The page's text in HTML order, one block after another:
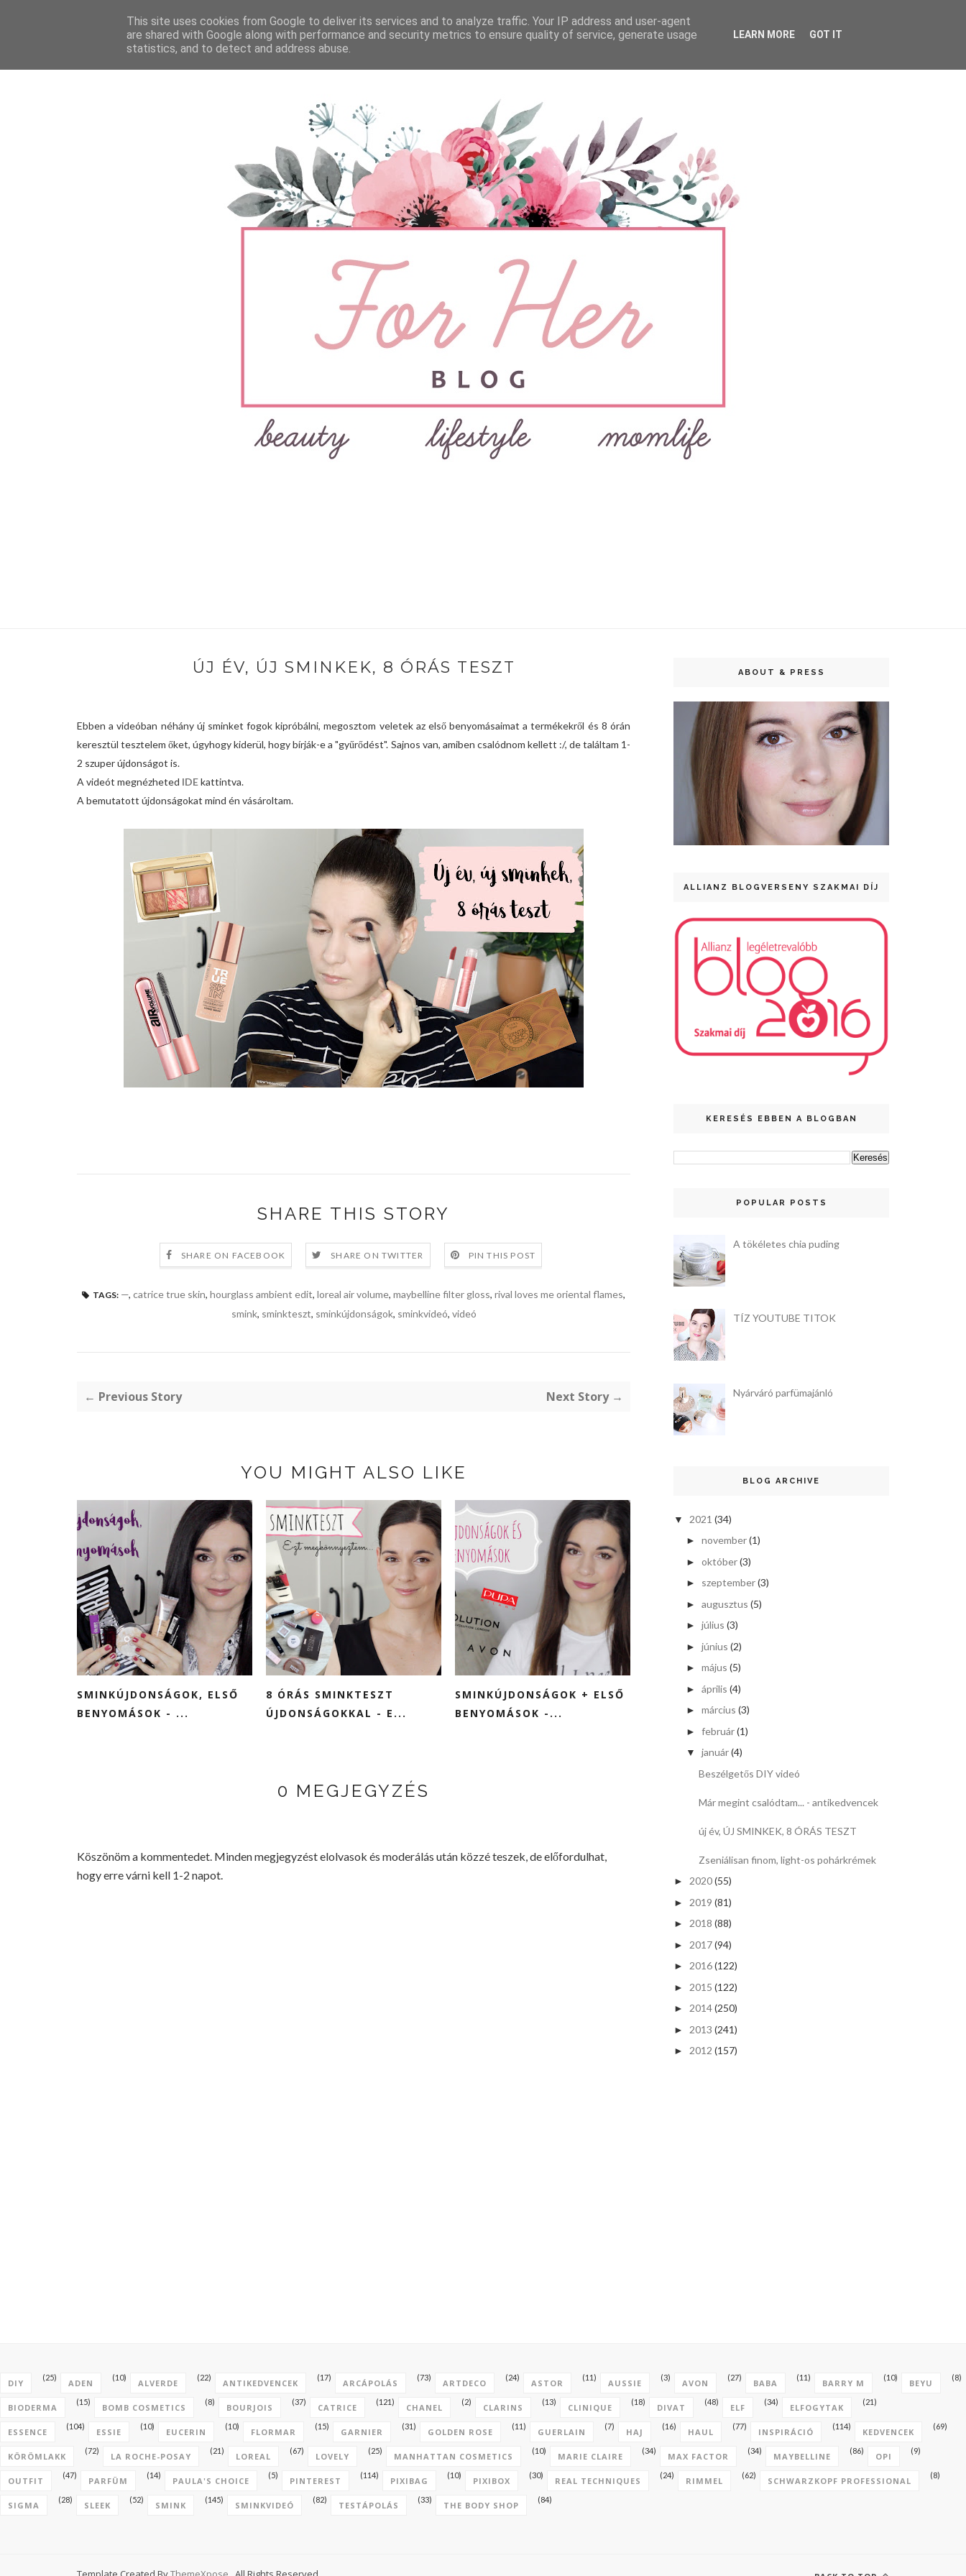
TERMÉKTESZTEK BŐRÁPOLÁS ÉLETMÓD BABA SZEMÉLYES VIDEÓ
ÚJ ÉV, ÚJ SMINKEK, 8 ÓRÁS TESZT
Ebben a videóban néhány új sminket fogok kipróbálni, megosztom veletek az első benyomásaimat a termékekről és 8 órán
keresztül tesztelem őket, úgyhogy kiderül, hogy bírják-e a "gyűrődést". Sajnos van, amiben csalódnom kellett :/, de találtam 1-
2 szuper újdonságot is.
A videót megnézheted IDEkattintva.
A bemutatott újdonságokat mind én vásároltam.
SHARE THIS STORY
SHARE ON FACEBOOK SHARE ON TWITTER PIN THIS POST
TAGS: —, catrice true skin, hourglass ambient edit, loreal air volume, maybelline filter gloss, rival loves me oriental flames,
smink, sminkteszt, sminkújdonságok, sminkvideó, videó
← Previous Story Next Story →
YOU MIGHT ALSO LIKE
SMINKÚJDONSÁGOK, ELSŐ
BENYOMÁSOK - ...
8 ÓRÁS SMINKTESZT
ÚJDONSÁGOKKAL - E...
SMINKÚJDONSÁGOK + ELSŐ
BENYOMÁSOK -...
0 MEGJEGYZÉS
Köszönöm a kommentedet. Minden megjegyzést elolvasok és moderálás után közzé teszek, de előfordulhat,
hogy erre várni kell 1-2 napot.
ABOUT & PRESS
ALLIANZ BLOGVERSENY SZAKMAI DÍJ
KERESÉS EBBEN A BLOGBAN
POPULAR POSTS
A tökéletes chia puding
TÍZ YOUTUBE TITOK
Nyárváró parfümajánló
BLOG ARCHIVE
▼ 2021 (34)
► november(1)
► október(3)
► szeptember(3)
► augusztus (5)
► július (3)
► június (2)
► május (5)
► április (4)
► március (3)
► február(1)
▼ január(4)
Beszélgetős DIY videó
Már megint csalódtam... - antikedvencek
új év, ÚJ SMINKEK, 8 ÓRÁS TESZT
Zseniálisan finom, light-os pohárkrémek
► 2020(55)
► 2019 (81)
► 2018 (88)
► 2017(94)
► 2016(122)
► 2015 (122)
► 2014(250)
► 2013 (241)
► 2012 (157)
DIY
(25)
ADEN
(10)
ALVERDE
(22)
ANTIKEDVENCEK
(17)
ARCÁPOLÁS
(73)
ARTDECO
(24)
ASTOR
(11)
AUSSIE
(3)
AVON
(27)
BABA
(11)
BARRY M
(10)
BEYU
(8)
BIODERMA
(15)
BOMB COSMETICS
(8)
BOURJOIS
(37)
CATRICE
(121)
CHANEL
(2)
CLARINS
(13)
CLINIQUE
(18)
DIVAT
(48)
ELF
(34)
ELFOGYTAK
(21)
ESSENCE
(104)
ESSIE
(10)
EUCERIN
(10)
FLORMAR
(15)
GARNIER
(31)
GOLDEN ROSE
(11)
GUERLAIN
(7)
HAJ
(16)
HAUL
(77)
INSPIRÁCIÓ
(114)
KEDVENCEK
(69)
KÖRÖMLAKK
(72)
LA ROCHE-POSAY
(21)
LOREAL
(67)
LOVELY
(25)
MANHATTAN COSMETICS
(10)
MARIE CLAIRE
(34)
MAX FACTOR
(34)
MAYBELLINE
(86)
OPI
(9)
OUTFIT
(47)
PARFÜM
(14)
PAULA'S CHOICE
(5)
PINTEREST
(114)
PIXIBAG
(10)
PIXIBOX
(30)
REAL TECHNIQUES
(24)
RIMMEL
(62)
SCHWARZKOPF PROFESSIONAL
(8)
SIGMA
(28)
SLEEK
(52)
SMINK
(145)
SMINKVIDEÓ
(82)
TESTÁPOLÁS
(33)
THE BODY SHOP
(84)
This site uses cookies from Google to deliver its services and to analyze traffic. Your IP address and user-agent
are shared with Google along with performance and security metrics to ensure quality of service, generate usage
statistics, and to detect and address abuse.
LEARN MORE GOT IT